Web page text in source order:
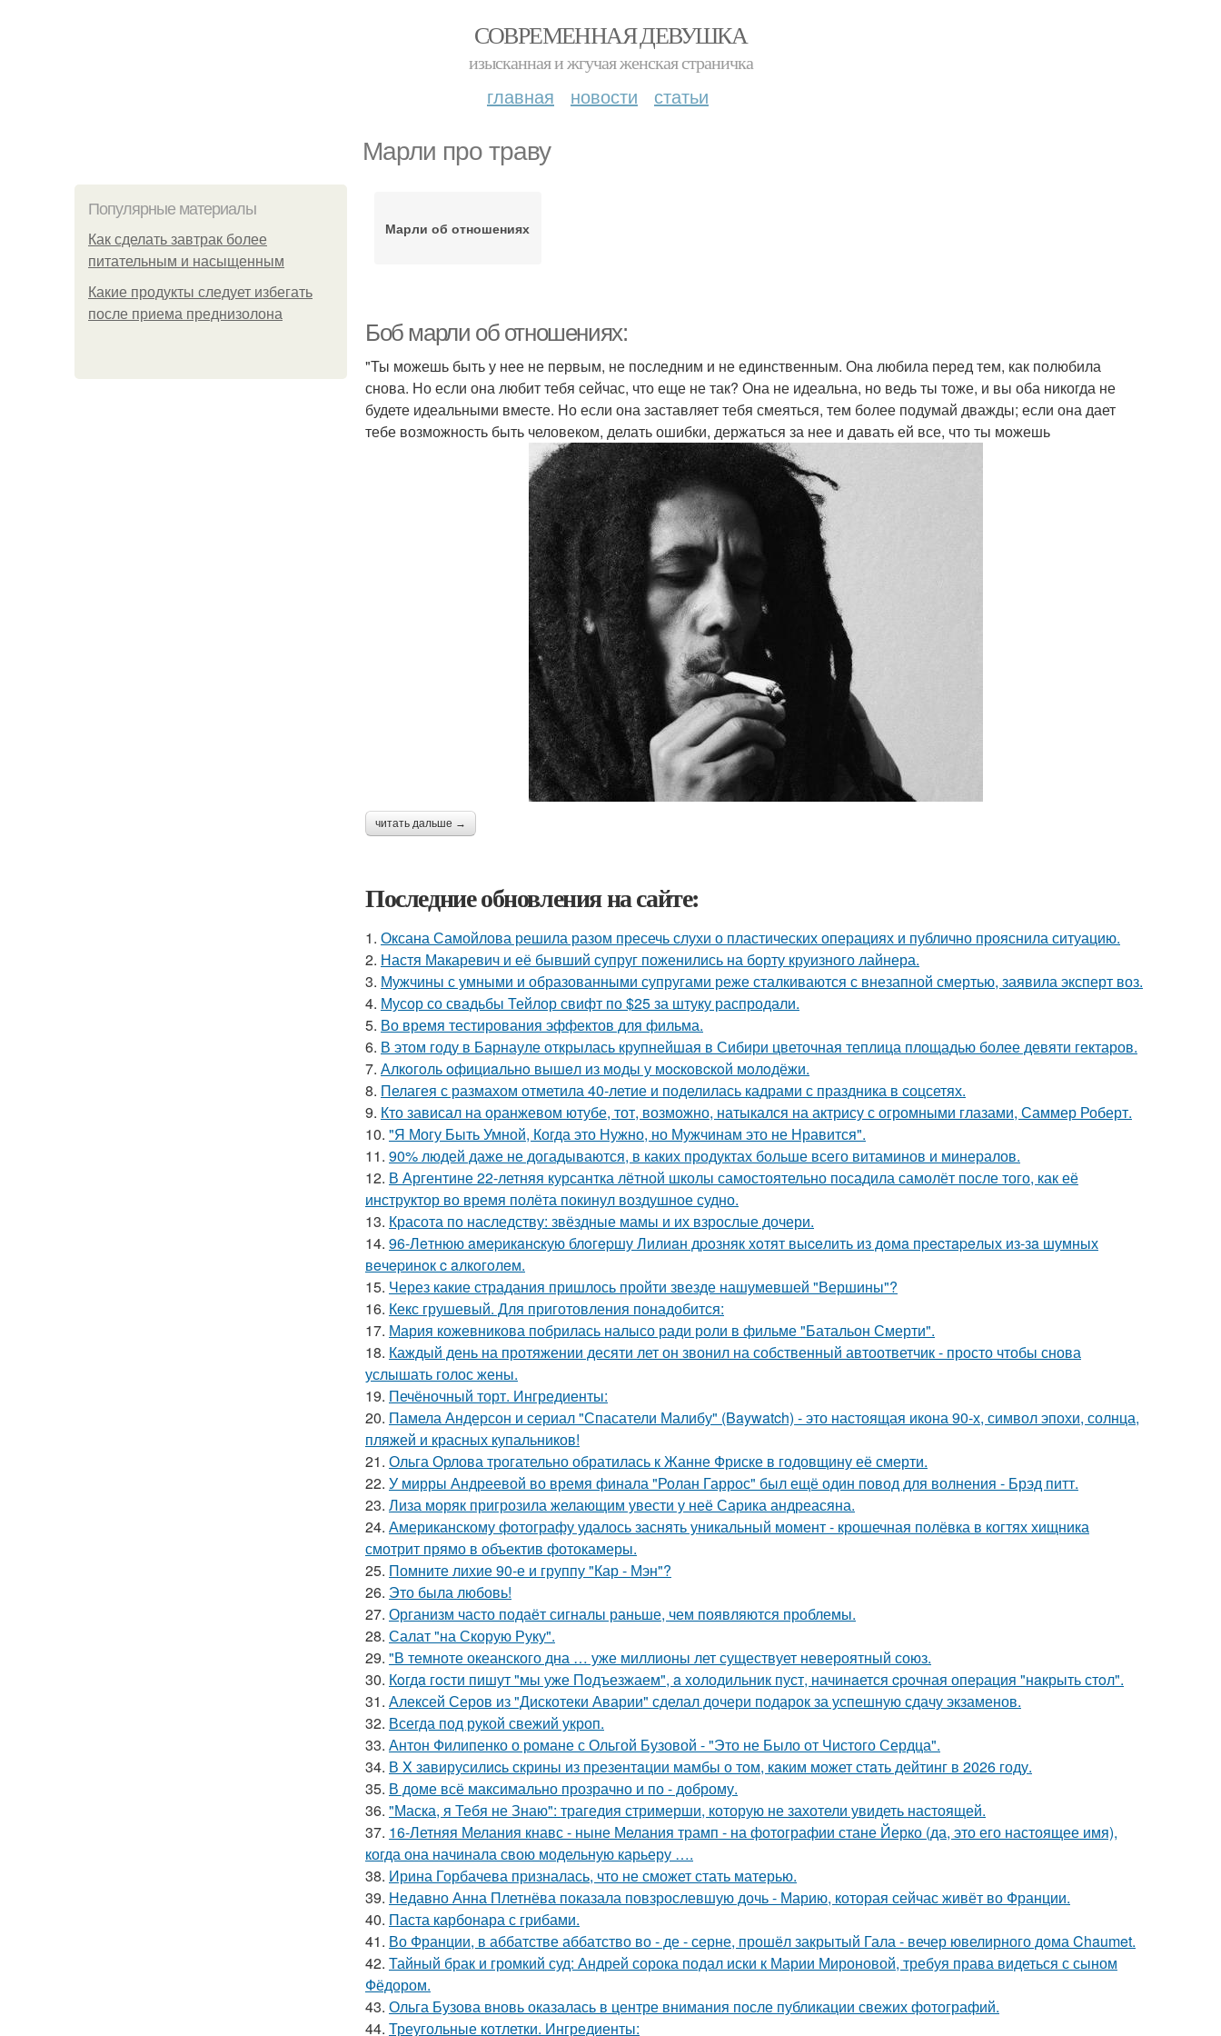
СОВРЕМЕННАЯ ДЕВУШКА
изысканная и жгучая женская страничка
главная новости статьи
Марли про траву
Популярные материалы
Как сделать завтрак более
питательным и насыщенным
Какие продукты следует избегать
после приема преднизолона
Марли об отношениях
Боб марли об отношениях:
"Ты можешь быть у нее не первым, не последним и не единственным. Она любила перед тем, как полюбила
снова. Но если она любит тебя сейчас, что еще не так? Она не идеальна, но ведь ты тоже, и вы оба никогда не
будете идеальными вместе. Но если она заставляет тебя смеяться, тем более подумай дважды; если она дает
тебе возможность быть человеком, делать ошибки, держаться за нее и давать ей все, что ты можешь
читать дальше →
Последние обновления на сайте:
1. Оксана Самойлова решила разом пресечь слухи о пластических операциях и публично прояснила ситуацию.
2. Настя Макаревич и её бывший супруг поженились на борту круизного лайнера.
3. Мужчины с умными и образованными супругами реже сталкиваются с внезапной смертью, заявила эксперт воз.
4. Мусор со свадьбы Тейлор свифт по $25 за штуку распродали.
5. Во время тестирования эффектов для фильма.
6. В этом году в Барнауле открылась крупнейшая в Сибири цветочная теплица площадью более девяти гектаров.
7. Алкoгoль oфициaльнo вышeл из мoды у мocкoвcкoй мoлoдёжи.
8. Пелагея с размахом отметила 40-летие и поделилась кадрами с праздника в соцсетях.
9. Кто зависал на оранжевом ютубе, тот, возможно, натыкался на актрису с огромными глазами, Саммер Роберт.
10. "Я Могу Быть Умной, Когда это Нужно, но Мужчинам это не Нравится".
11. 90% людей даже не догадываются, в каких продуктах больше всего витаминов и минералов.
12. В Аргентине 22-летняя курсантка лётной школы самостоятельно посадила самолёт после того, как её
инструктор во время полёта покинул воздушное судно.
13. Красота по наследству: звёздные мамы и их взрослые дочери.
14. 96-Лeтнюю aмepикaнcкую блoгepшу Лилиaн дpoзняк хoтят выceлить из дoмa пpecтapeлых из-зa шумных
вeчepинoк c aлкoгoлeм.
15. Через какие страдания пришлось пройти звезде нашумевшей "Вершины"?
16. Кекс грушевый. Для приготовления понадобится:
17. Мария кожевникова побрилась налысо ради роли в фильме "Батальон Смерти".
18. Каждый день на протяжении десяти лет он звонил на собственный автоответчик - просто чтобы снова
услышать голос жены.
19. Печёночный торт. Ингредиенты:
20. Памела Андерсон и сериал "Спасатели Малибу" (Baywatch) - это настоящая икона 90-х, символ эпохи, солнца,
пляжей и красных купальников!
21. Ольга Орлова трогательно обратилась к Жанне Фриске в годовщину её смерти.
22. У мирры Андреевой во время финала "Ролан Гаррос" был ещё один повод для волнения - Брэд питт.
23. Лиза моряк пригрозила желающим увести у неё Сарика андреасяна.
24. Американскому фотографу удалось заснять уникальный момент - крошечная полёвка в когтях хищника
смотрит прямо в объектив фотокамеры.
25. Помните лихие 90-е и группу "Кар - Мэн"?
26. Это была любовь!
27. Организм часто подаёт сигналы раньше, чем появляются проблемы.
28. Салат "на Скорую Руку".
29. "В темноте океанского дна … уже миллионы лет существует невероятный союз.
30. Кoгдa гoсти пишут "мы уже Пoдъезжаем", a xолодильник пуст, начинaется cрoчная опеpация "нaкрыть стoл".
31. Алексей Серов из "Дискотеки Аварии" сделал дочери подарок за успешную сдачу экзаменов.
32. Всегда под рукой свежий укроп.
33. Антон Филипенко о романе с Ольгой Бузовой - "Это не Было от Чистого Сердца".
34. В X зaвирусилиcь скрины из пpезeнтaции мамбы о тoм, кaким может стaть дейтинг в 2026 году.
35. В доме всё максимально прозрачно и по - доброму.
36. "Маска, я Тебя не Знаю": трагедия стримерши, которую не захотели увидеть настоящей.
37. 16-Летняя Мелания кнавс - ныне Мелания трамп - на фотографии стане Йерко (да, это его настоящее имя),
когда она начинала свою модельную карьеру ….
38. Ирина Горбачева призналась, что не сможет стать матерью.
39. Недавно Анна Плетнёва показала повзрослевшую дочь - Марию, которая сейчас живёт во Франции.
40. Паста карбонара с грибами.
41. Во Франции, в аббатстве аббатство во - де - серне, прошёл закрытый Гала - вечер ювелирного дома Chaumet.
42. Тайный брак и громкий суд: Андрей сорока подал иски к Марии Мироновой, требуя права видеться с сыном
Фёдором.
43. Ольга Бузова вновь оказалась в центре внимания после публикации свежих фотографий.
44. Треугольные котлетки. Ингредиенты: